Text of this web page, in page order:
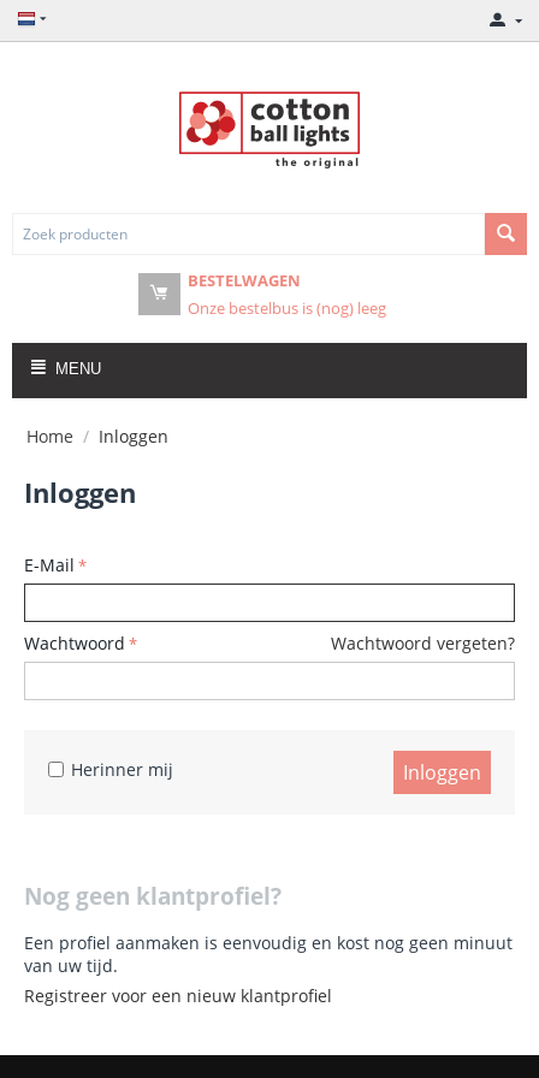
BESTELWAGEN
Onze bestelbus is (nog) leeg
MENU
Home / Inloggen
Inloggen
E-Mail
Wachtwoord Wachtwoord vergeten?
Inloggen
Herinner mij
Nog geen klantprofiel?
Een profiel aanmaken is eenvoudig en kost nog geen minuut
van uw tijd.
Registreer voor een nieuw klantprofiel